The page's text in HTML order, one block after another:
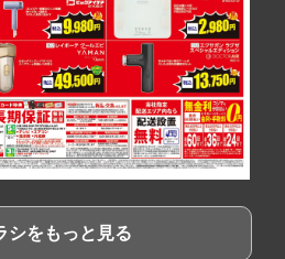
シをもっと見る